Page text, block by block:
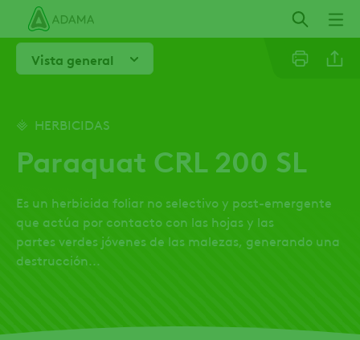
contenido
principalVista general
HERBICIDAS
Paraquat CRL 200 SL
Es un herbicida foliar no selectivo y post-emergente
que actúa por contacto con las hojas y las
partes verdes jóvenes de las malezas, generando una
destrucción...